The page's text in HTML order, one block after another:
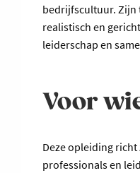
bedrijfscultuur. Zijn
realistisch en
leiderschap en
Voor
Deze opleiding
professionals en